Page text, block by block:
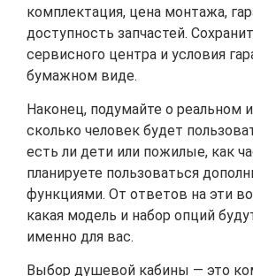
комплектация, цена монтажа,
доступность запчастей.
сервисного центра и условия
бумажном виде.
Наконец, подумайте о реальном
сколько человек будет
есть ли дети или пожилые, как
планируете пользоваться
функциями. От ответов на эти
какая модель и набор опций
именно для вас.
Выбор душевой кабины — это